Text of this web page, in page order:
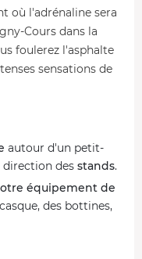
où l'adrénaline sera
Cours dans la
foulerez l'asphalte
sensations de
autour d'un petit-
direction des stands.
équipement de
des bottines,